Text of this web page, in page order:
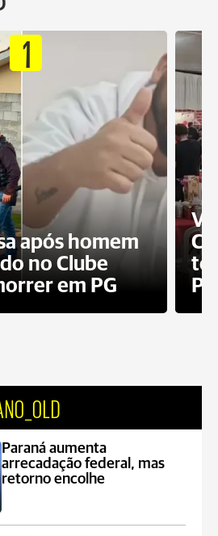
1
após homem
no Clube
em PG
PG
Paraná aumenta
arrecadação federal, mas
retorno encolhe